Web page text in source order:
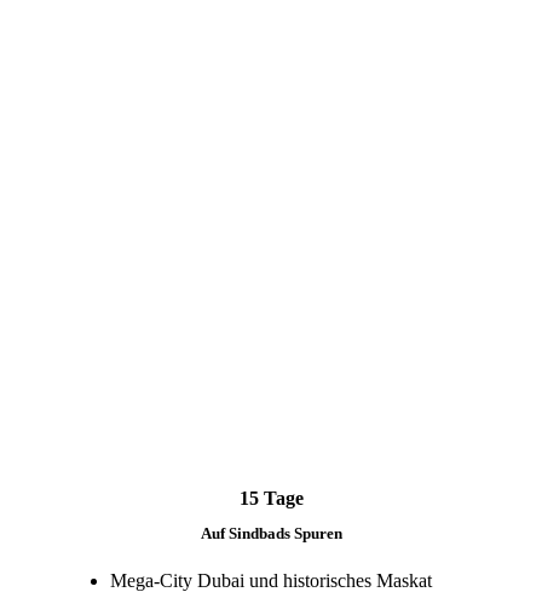
15 Tage
Auf Sindbads Spuren
Mega-City Dubai und historisches Maskat